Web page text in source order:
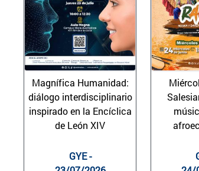
Magnífica Humanidad:
diálogo interdisciplinario
inspirado en la Encíclica
de León XIV
GYE -